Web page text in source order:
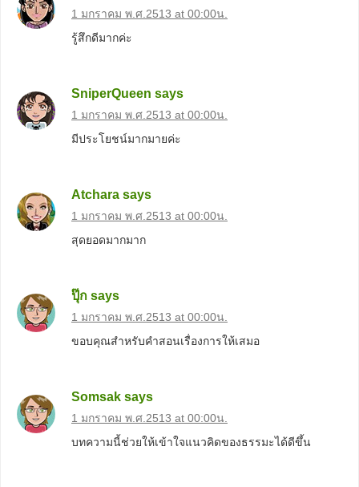
1 มกราคม พ.ศ.2513 at 00:00น.
รู้สึกดีมากค่ะ
SniperQueen says
1 มกราคม พ.ศ.2513 at 00:00น.
มีประโยชน์มากมายค่ะ
Atchara says
1 มกราคม พ.ศ.2513 at 00:00น.
สุดยอดมากมาก
ปุ๊ก says
1 มกราคม พ.ศ.2513 at 00:00น.
ขอบคุณสำหรับคำสอนเรื่องการให้เสมอ
Somsak says
1 มกราคม พ.ศ.2513 at 00:00น.
บทความนี้ช่วยให้เข้าใจแนวคิดของธรรมะได้ดีขึ้น